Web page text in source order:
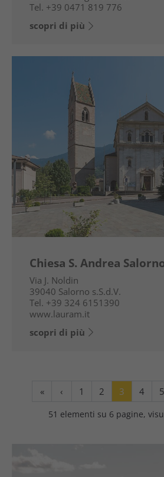
Tel. +39 0471 819 776
scopri di più
Chiesa S. Andrea
Via J. Noldin
39040 Salorno s.S.d.V.
Tel. +39 324 6151390
www.lauram.it
scopri di più
« ‹ 1 2 3 4 5
51 elementi su 6 pagine,